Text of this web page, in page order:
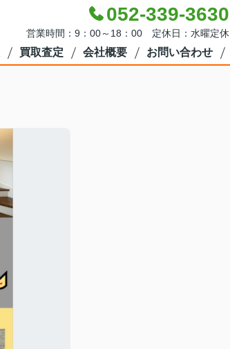
052-339-3630
営業時間：9：00～18：00 定休日：水曜定休
買取査定 会社概要 お問い合わせ